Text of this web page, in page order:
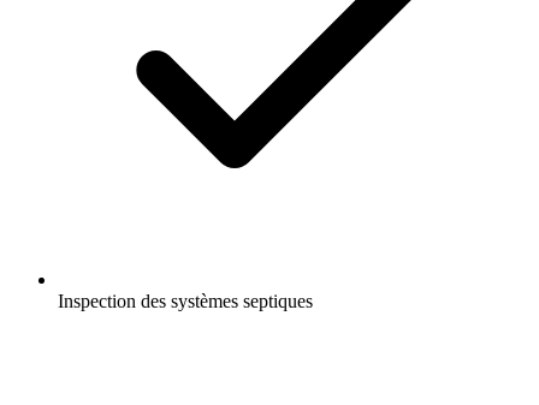
Inspection des systèmes septiques